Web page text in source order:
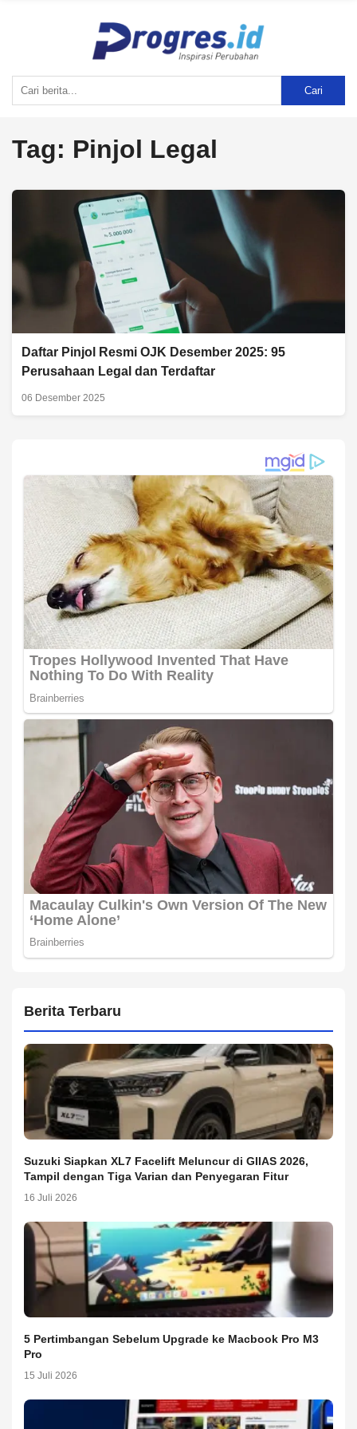
Cari
Tag: Pinjol Legal
Daftar Pinjol Resmi OJK Desember 2025: 95
Perusahaan Legal dan Terdaftar
06 Desember 2025
Berita Terbaru
Suzuki Siapkan XL7 Facelift Meluncur di GIIAS 2026,
Tampil dengan Tiga Varian dan Penyegaran Fitur
16 Juli 2026
5 Pertimbangan Sebelum Upgrade ke Macbook Pro M3
Pro
15 Juli 2026